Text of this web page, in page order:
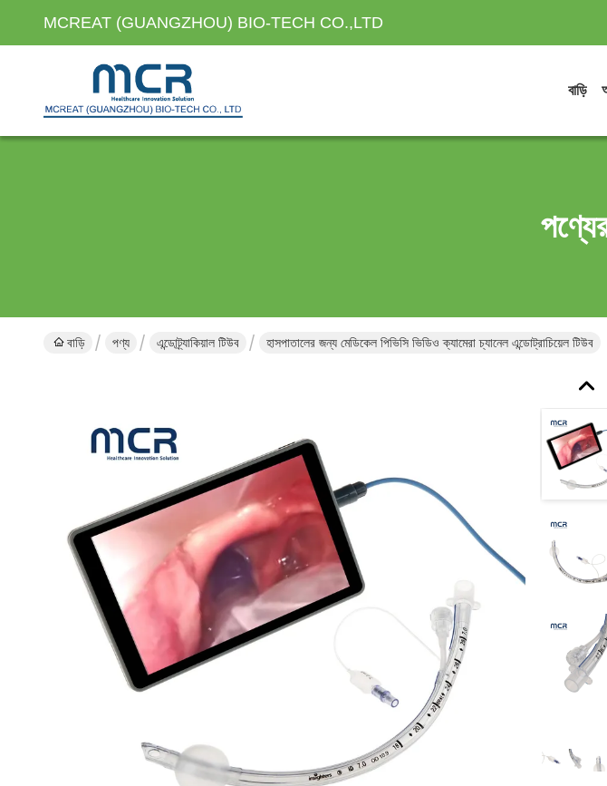
MCREAT (GUANGZHOU) BIO-TECH CO.,LTD
বাড়ি
বাড়ি পণ্য এন্ডোট্র্যাকিয়াল টিউব হাসপাতালের জন্য মেডিকেল পিভিসি ভিডিও ক্যামেরা চ্যানেল এন্ডোট্রাচিয়েল টিউব